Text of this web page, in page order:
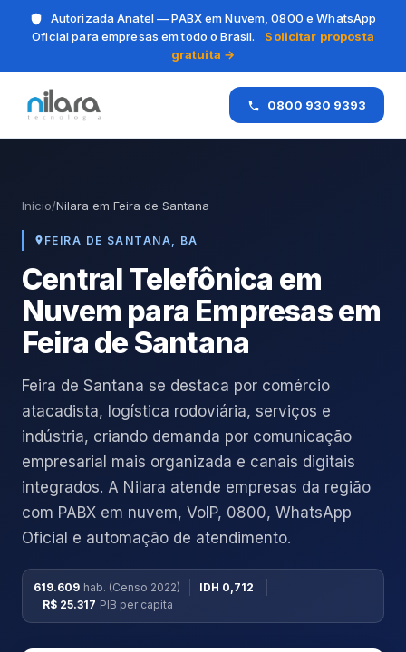
Autorizada Anatel — PABX em Nuvem, 0800 e WhatsApp
Oficial para empresas em todo o Brasil.
Solicitar proposta
gratuita →
0800 930 9393
Início/Nilara em Feira de Santana
FEIRA DE SANTANA, BA
Central Telefônica em
Nuvem para Empresas em
Feira de Santana
Feira de Santana se destaca por comércio
atacadista, logística rodoviária, serviços e
indústria, criando demanda por comunicação
empresarial mais organizada e canais digitais
integrados. A Nilara atende empresas da região
com PABX em nuvem, VoIP, 0800, WhatsApp
Oficial e automação de atendimento.
619.609 hab. (Censo 2022)
IDH 0,712
R$ 25.317 PIB per capita